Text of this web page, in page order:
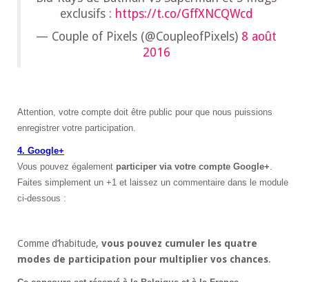
exclusifs : https://t.co/GffXNCQWcd
— Couple of Pixels (@CoupleofPixels) 8 août
2016
Attention, votre compte doit être public pour que nous puissions
enregistrer votre participation.
4. Google+
Vous pouvez également participer via votre compte Google+.
Faites simplement un +1 et laissez un commentaire dans le module
ci-dessous :
Comme d’habitude, vous pouvez cumuler les quatre
modes de participation pour multiplier vos chances.